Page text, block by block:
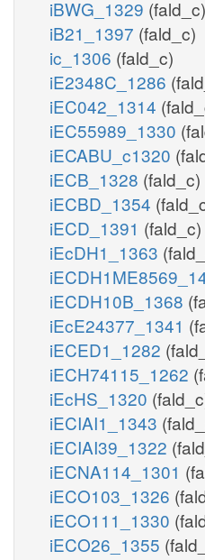
iBWG_1329 (fald_c)
iB21_1397 (fald_c)
ic_1306 (fald_c)
iE2348C_1286
iEC042_1314
iEC55989_1330
iECABU_c1320
iECB_1328 (fald_c)
iECBD_1354
iECD_1391 (fald_c)
iEcDH1_1363
iECDH10B_1368
iEcE24377_1341
iECED1_1282
iECH74115_1262
iEcHS_1320
iECIAI1_1343
iECIAI39_1322
iECNA114_1301
iECO103_1326
iECO111_1330
iECO26_1355